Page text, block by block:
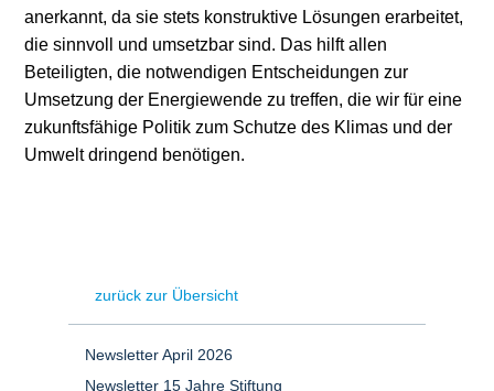
anerkannt, da sie stets konstruktive Lösungen erarbeitet,
die sinnvoll und umsetzbar sind. Das hilft allen
Beteiligten, die notwendigen Entscheidungen zur
Umsetzung der Energiewende zu treffen, die wir für eine
zukunftsfähige Politik zum Schutze des Klimas und der
Umwelt dringend benötigen.
zurück zur Übersicht
Newsletter April 2026
Newsletter 15 Jahre Stiftung